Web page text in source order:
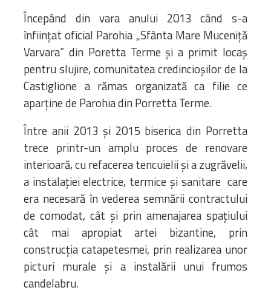
Începând din vara anului 2013 când s-a
înființat oficial Parohia „Sfânta Mare Muceniță
Varvara” din Poretta Terme și a primit locaș
pentru slujire, comunitatea credincioșilor de la
Castiglione a rămas organizată ca filie ce
aparține de Parohia din Porretta Terme.
Între anii 2013 și 2015 biserica din Porretta
trece printr-un amplu proces de renovare
interioară, cu refacerea tencuielii și a zugrăvelii,
a instalației electrice, termice și sanitare care
era necesară în vederea semnării contractului
de comodat, cât și prin amenajarea spațiului
cât mai apropiat artei bizantine, prin
construcția catapetesmei, prin realizarea unor
picturi murale și a instalării unui frumos
candelabru.